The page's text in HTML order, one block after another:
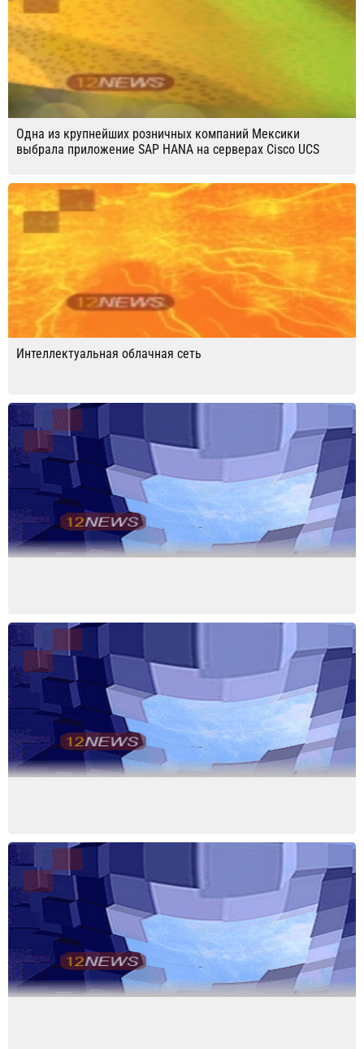
Одна из крупнейших розничных компаний Мексики
выбрала приложение SAP HANA на серверах Cisco UCS
Интеллектуальная облачная сеть